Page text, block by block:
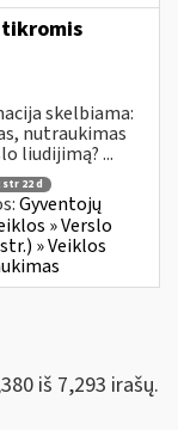
skelbiama:
nutraukimas
liudijimą? ...
22 d
Gyventojų
» Verslo
» Veiklos
iš 7,293 irašų.